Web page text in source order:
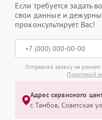
Если требуется задать
свои данные и
проконсультирует Вас!
Отправляя заявку на
Политикой
Адрес сервисного
г. Тамбов, Советская